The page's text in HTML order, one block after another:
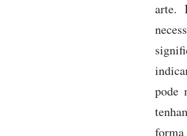
arte.
pode
forma